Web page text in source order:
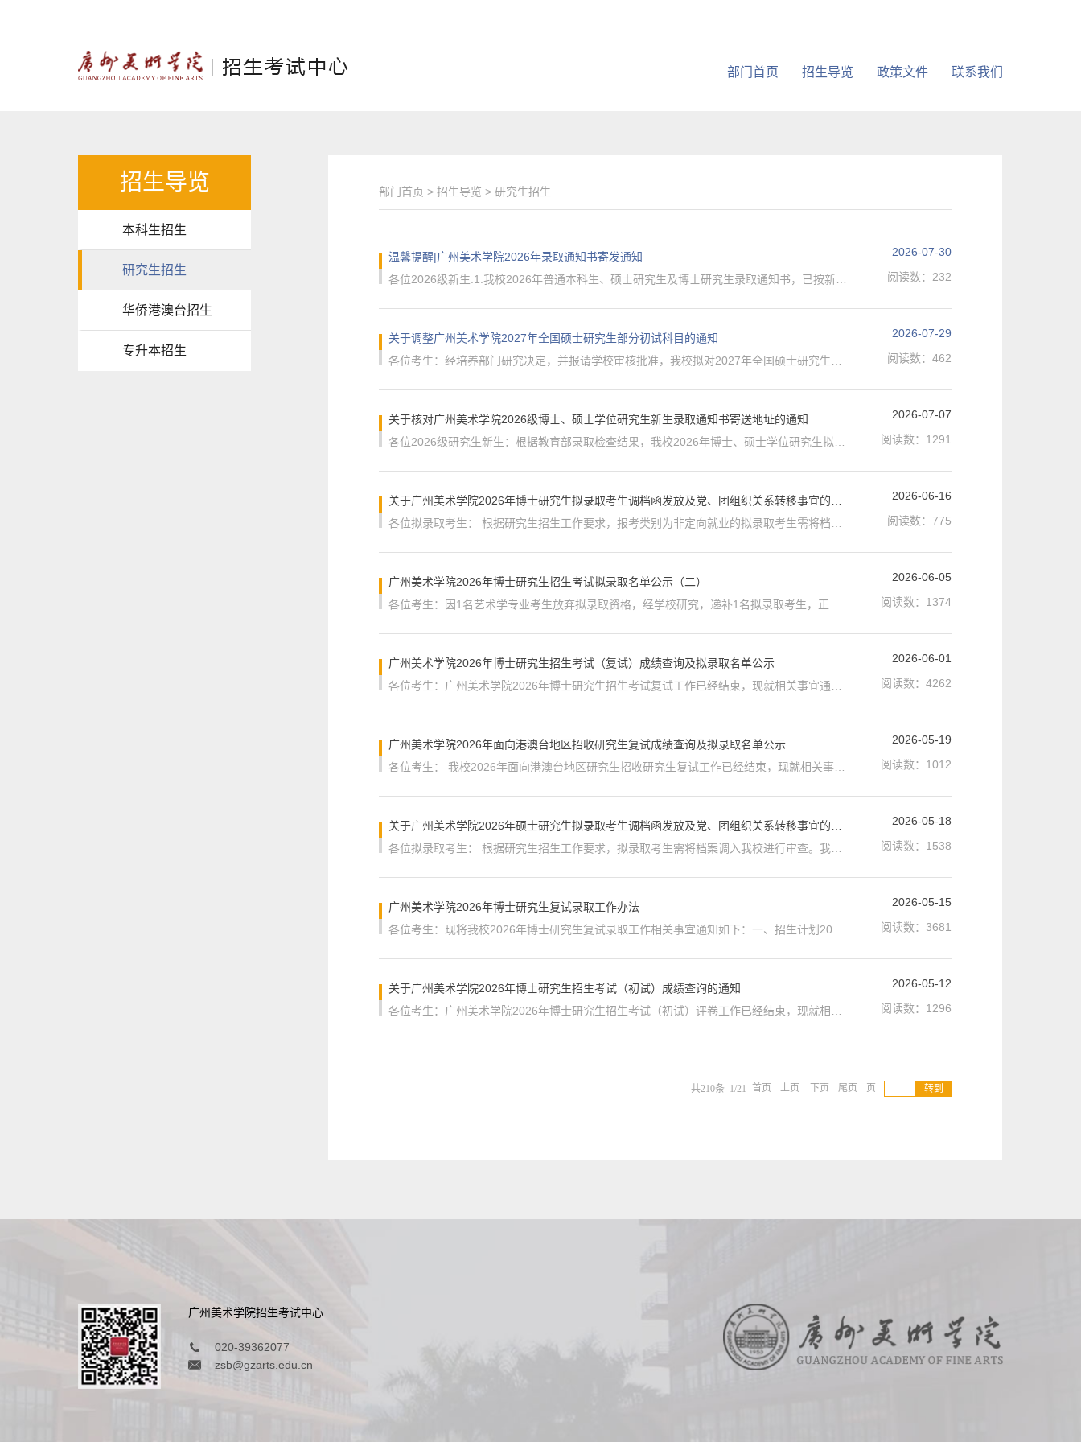
部门首页 招生导览 政策文件 联系我们
招生导览
本科生招生
研究生招生
华侨港澳台招生
专升本招生
部门首页 > 招生导览 > 研究生招生
温馨提醒|广州美术学院2026年录取通知书寄发通知 2026-07-30
阅读数： 232
关于调整广州美术学院2027年全国硕士研究生部分初试科目的通知 2026-07-29
阅读数： 462
关于核对广州美术学院2026级博士、硕士学位研究生新生录取通知书寄送地址的通知 2026-07-07
阅读数： 1291
2026-06-16
阅读数： 775
广州美术学院2026年博士研究生招生考试拟录取名单公示（二） 2026-06-05
阅读数： 1374
广州美术学院2026年博士研究生招生考试（复试）成绩查询及拟录取名单公示 2026-06-01
阅读数： 4262
广州美术学院2026年面向港澳台地区招收研究生复试成绩查询及拟录取名单公示 2026-05-19
阅读数： 1012
2026-05-18
阅读数： 1538
广州美术学院2026年博士研究生复试录取工作办法 2026-05-15
阅读数： 3681
关于广州美术学院2026年博士研究生招生考试（初试）成绩查询的通知 2026-05-12
阅读数： 1296
共210条 1/21 首页 上页 下页 尾页 页
广州美术学院招生考试中心
020-39362077
zsb@gzarts.edu.cn